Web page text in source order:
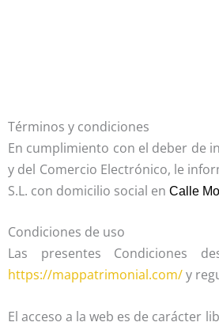
Términos y condiciones
En cumplimiento con el deber de
y del Comercio Electrónico, le
S.L. con domicilio social en Calle
Condiciones de uso
Las presentes Condiciones
https://mappatrimonial.com/y
El acceso a la web es de carácter